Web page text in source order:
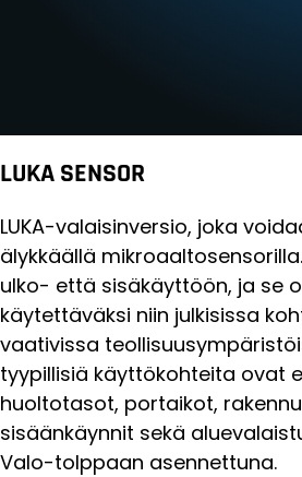
LUKA SENSOR
LUKA-valaisinversio, joka
älykkäällä
ulko- että sisäkäyttöön, ja se
käytettäväksi niin julkisissa
vaativissa
tyypillisiä käyttökohteita ovat
huoltotasot, portaikot,
sisäänkäynnit sekä
Valo-tolppaan asennettuna.